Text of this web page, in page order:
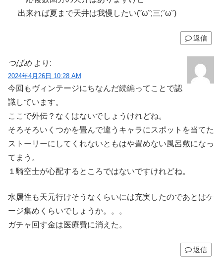
出来れば夏まで天井は我慢したい(˘ω˘;三;˘ω˘)
返信
つばめ より:
2024年4月26日 10:28 AM
今回もヴィンテージにちなんだ続編ってことで認
識しています。
ここで外伝？なくはないでしょうけれどね。
そろそろいくつかを畳んで違うキャラにスポットを当てた
ストーリーにしてくれないともはや畳めない風呂敷になっ
てまう。
１騎空士が心配するところではないですけれどね。
水属性も天元行けそうなくらいには充実したのであとはケ
ージ集めくらいでしょうか。。。
ガチャ回す金は医療費に消えた。
返信